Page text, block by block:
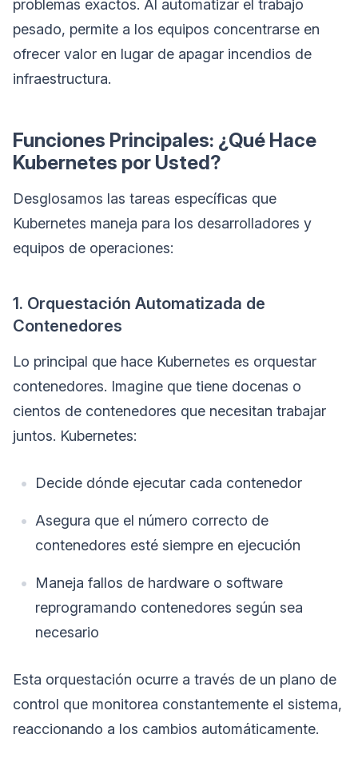
problemas exactos. Al automatizar el trabajo
pesado, permite a los equipos concentrarse en
ofrecer valor en lugar de apagar incendios de
infraestructura.
Funciones Principales: ¿Qué Hace
Kubernetes por Usted?
Desglosamos las tareas específicas que
Kubernetes maneja para los desarrolladores y
equipos de operaciones:
1. Orquestación Automatizada de
Contenedores
Lo principal que hace Kubernetes es orquestar
contenedores. Imagine que tiene docenas o
cientos de contenedores que necesitan trabajar
juntos. Kubernetes:
Decide dónde ejecutar cada contenedor
Asegura que el número correcto de
contenedores esté siempre en ejecución
Maneja fallos de hardware o software
reprogramando contenedores según sea
necesario
Esta orquestación ocurre a través de un plano de
control que monitorea constantemente el sistema,
reaccionando a los cambios automáticamente.